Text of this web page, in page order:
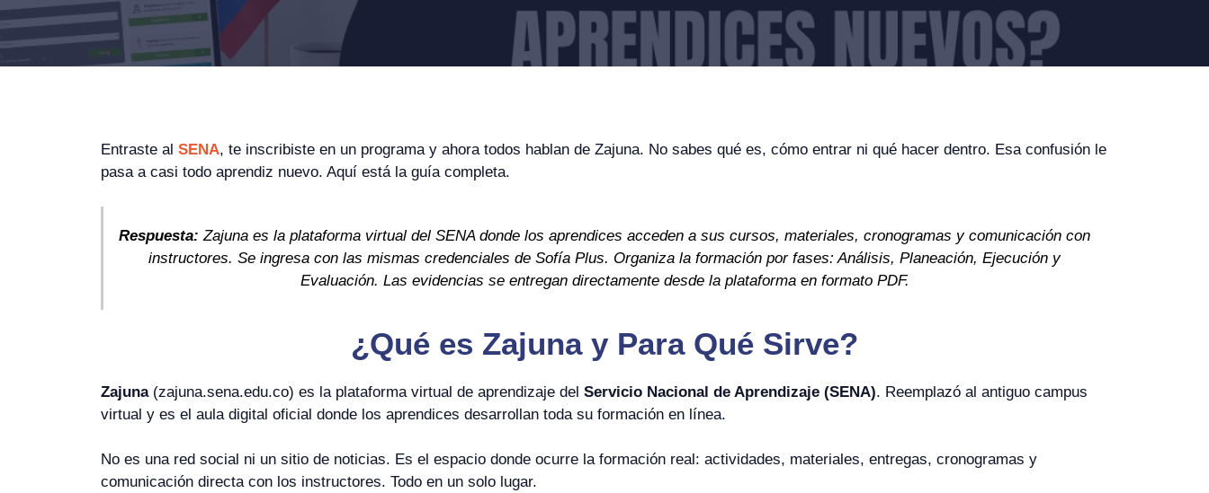
Entraste al SENA, te inscribiste en un programa y ahora todos hablan de Zajuna. No sabes qué es, cómo entrar ni qué hacer dentro. Esa confusión le
pasa a casi todo aprendiz nuevo. Aquí está la guía completa.
Respuesta: Zajuna es la plataforma virtual del SENA donde los aprendices acceden a sus cursos, materiales, cronogramas y comunicación con
instructores. Se ingresa con las mismas credenciales de Sofía Plus. Organiza la formación por fases: Análisis, Planeación, Ejecución y
Evaluación. Las evidencias se entregan directamente desde la plataforma en formato PDF.
¿Qué es Zajuna y Para Qué Sirve?
Zajuna(zajuna.sena.edu.co) es la plataforma virtual de aprendizaje del Servicio Nacional de Aprendizaje (SENA). Reemplazó al antiguo campus
virtual y es el aula digital oficial donde los aprendices desarrollan toda su formación en línea.
No es una red social ni un sitio de noticias. Es el espacio donde ocurre la formación real: actividades, materiales, entregas, cronogramas y
comunicación directa con los instructores. Todo en un solo lugar.